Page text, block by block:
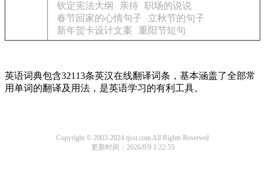
钦定宪法大纲
亲待
职场的说说
春节回家的心情句子
立秋节的句子
新年贺卡设计文案
重阳节短句
英语词典包含32113条英汉在线翻译词条，基本涵盖了全部常
用单词的翻译及用法，是英语学习的有利工具。
Copyright © 2003-2024 tjsst.com All Rights Reserved
更新时间：2026/8/9 1:22:55